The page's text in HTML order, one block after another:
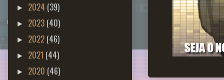
► 2024 (39)
► 2023 (40)
► 2022 (46)
► 2021 (44)
► 2020 (46)